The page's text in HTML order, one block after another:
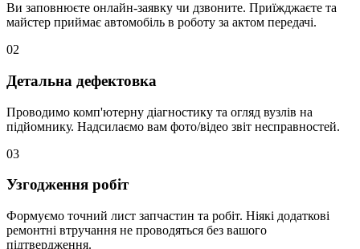
Ви заповнюєте онлайн-заявку чи дзвоните. Приїжджаєте та
майстер приймає автомобіль в роботу за актом передачі.
02
Детальна дефектовка
Проводимо комп'ютерну діагностику та огляд вузлів на
підйомнику. Надсилаємо вам фото/відео звіт несправностей.
03
Узгодження робіт
Формуємо точний лист запчастин та робіт. Ніякі додаткові
ремонтні втручання не проводяться без вашого
підтвердження.